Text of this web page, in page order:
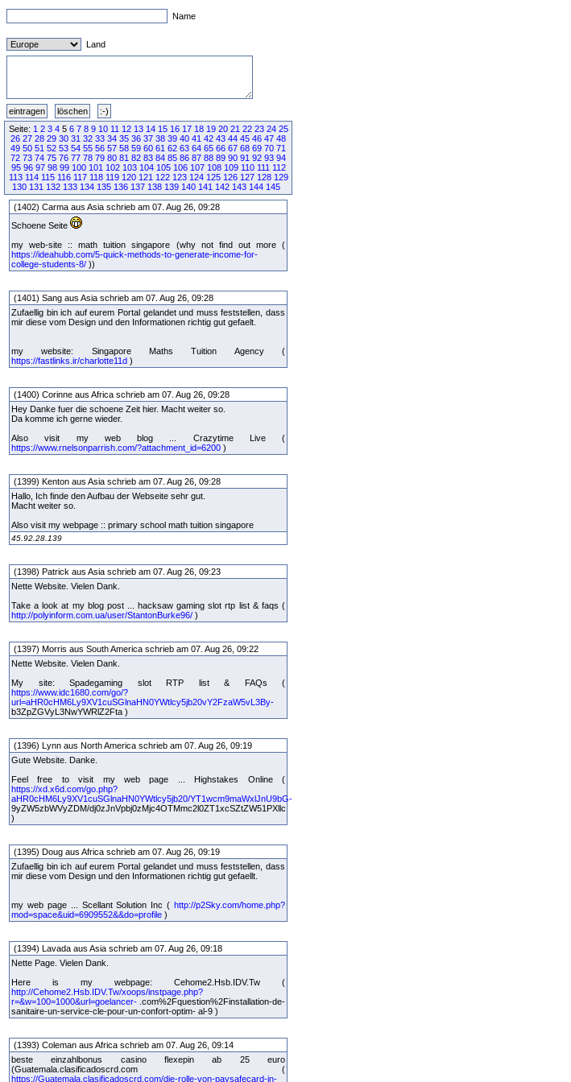
Name
Land
Seite: 1 2 3 45 6 7 8 9 10 11 12 13 14 15 16 17 18 19 20 21 22 23 24 25
26 27 28 29 30 31 32 33 34 35 36 37 38 39 40 41 42 43 44 45 46 47 48
49 50 51 52 53 54 55 56 57 58 59 60 61 62 63 64 65 66 67 68 69 70 71
72 73 74 75 76 77 78 79 80 81 82 83 84 85 86 87 88 89 90 91 92 93 94
95 96 97 98 99 100 101 102 103 104 105 106 107 108 109 110 111 112
113 114 115 116 117 118 119 120 121 122 123 124 125 126 127 128 129
130 131 132 133 134 135 136 137 138 139 140 141 142 143 144 145
(1402) Carma aus Asia schrieb am 07. Aug 26, 09:28
Schoene Seite
my web-site :: math tuition singapore (why not find out more (
https://ideahubb.com/5-quick-methods-to-generate-income-for-
college-students-8/ ))
(1401) Sang aus Asia schrieb am 07. Aug 26, 09:28
Zufaellig bin ich auf eurem Portal gelandet und muss feststellen, dass
mir diese vom Design und den Informationen richtig gut gefaelt.
my website: Singapore Maths Tuition Agency (
https://fastlinks.ir/charlotte11d )
(1400) Corinne aus Africa schrieb am 07. Aug 26, 09:28
Hey Danke fuer die schoene Zeit hier. Macht weiter so.
Da komme ich gerne wieder.
Also visit my web blog ... Crazytime Live (
https://www.rnelsonparrish.com/?attachment_id=6200 )
(1399) Kenton aus Asia schrieb am 07. Aug 26, 09:28
Hallo, Ich finde den Aufbau der Webseite sehr gut.
Macht weiter so.
Also visit my webpage :: primary school math tuition singapore
45.92.28.139
(1398) Patrick aus Asia schrieb am 07. Aug 26, 09:23
Nette Website. Vielen Dank.
Take a look at my blog post ... hacksaw gaming slot rtp list & faqs (
http://polyinform.com.ua/user/StantonBurke96/ )
(1397) Morris aus South America schrieb am 07. Aug 26, 09:22
Nette Website. Vielen Dank.
My site: Spadegaming slot RTP list & FAQs (
https://www.idc1680.com/go/?
url=aHR0cHM6Ly9XV1cuSGlnaHN0YWtlcy5jb20vY2FzaW5vL3By-
b3ZpZGVyL3NwYWRlZ2Fta )
(1396) Lynn aus North America schrieb am 07. Aug 26, 09:19
Gute Website. Danke.
Feel free to visit my web page ... Highstakes Online (
https://xd.x6d.com/go.php?
aHR0cHM6Ly9XV1cuSGlnaHN0YWtlcy5jb20/YT1wcm9maWxlJnU9bG-
9yZW5zbWVyZDM/dj0zJnVpbj0zMjc4OTMmc2l0ZT1xcSZtZW51PXllc
)
(1395) Doug aus Africa schrieb am 07. Aug 26, 09:19
Zufaellig bin ich auf eurem Portal gelandet und muss feststellen, dass
mir diese vom Design und den Informationen richtig gut gefaellt.
my web page ... Scellant Solution Inc ( http://p2Sky.com/home.php?
mod=space&uid=6909552&&do=profile )
(1394) Lavada aus Asia schrieb am 07. Aug 26, 09:18
Nette Page. Vielen Dank.
Here is my webpage: Cehome2.Hsb.IDV.Tw (
http://Cehome2.Hsb.IDV.Tw/xoops/instpage.php?
r=&w=100=1000&url=goelancer- .com%2Fquestion%2Finstallation-de-
sanitaire-un-service-cle-pour-un-confort-optim- al-9 )
(1393) Coleman aus Africa schrieb am 07. Aug 26, 09:14
beste einzahlbonus casino flexepin ab 25 euro
(Guatemala.clasificadoscrd.com (
https://Guatemala.clasificadoscrd.com/die-rolle-von-paysafecard-in-